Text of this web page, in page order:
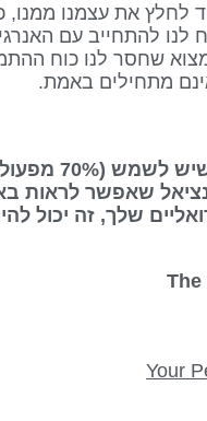
לחלץ את עצמנו ממנו,
לנו להתחייב עם
אנו עלולים למצוא שחסר
מתחילים באמת.
– מייצג את
שאפשר לראות
שלך, זה יכול
Your